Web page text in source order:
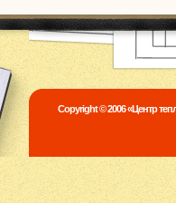
Copyright © 2006 «Центр